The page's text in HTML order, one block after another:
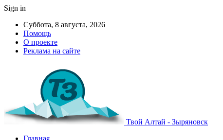
Sign in
Суббота, 8 августа, 2026
Помощь
О проекте
Реклама на сайте
Твой Алтай - Зыряновск
Главная